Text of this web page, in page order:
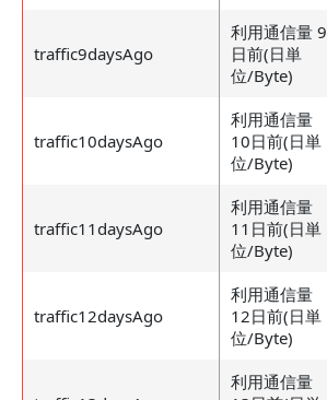
traffic9daysAgo
利用通信量 9
日前(日単
位/Byte)
traffic10daysAgo
利用通信量
10日前(日単
位/Byte)
traffic11daysAgo
利用通信量
11日前(日単
位/Byte)
traffic12daysAgo
利用通信量
12日前(日単
位/Byte)
利用通信量